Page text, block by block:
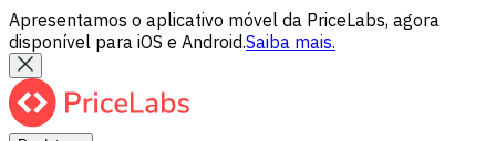
Apresentamos o aplicativo móvel da PriceLabs, agora
disponível para iOS e Android.Saiba mais.